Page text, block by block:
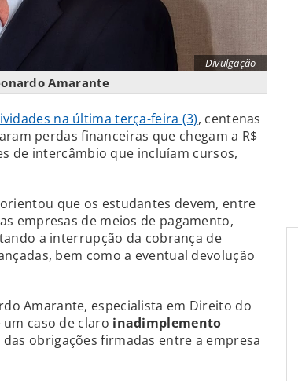
Divulgação
Amarante
na última terça-feira (3), centenas
perdas financeiras que chegam a R$
de intercâmbio que incluíam cursos,
orientou que os estudantes devem, entre
empresas de meios de pagamento,
a interrupção da cobrança de
bem como a eventual devolução
Amarante, especialista em Direito do
caso de claro inadimplemento
obrigações firmadas entre a empresa